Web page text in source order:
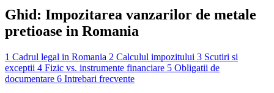
Ghid: Impozitarea vanzarilor de metale
pretioase in Romania
1 Cadrul legal in Romania 2 Calculul impozitului 3 Scutiri si
exceptii 4 Fizic vs. instrumente financiare 5 Obligatii de
documentare 6 Intrebari frecvente